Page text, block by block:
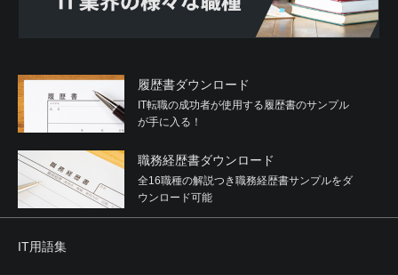
履歴書ダウンロード
IT転職の成功者が使用する履歴書のサンプル
が手に入る！
職務経歴書ダウンロード
全16職種の解説つき職務経歴書サンプルをダ
ウンロード可能
IT用語集